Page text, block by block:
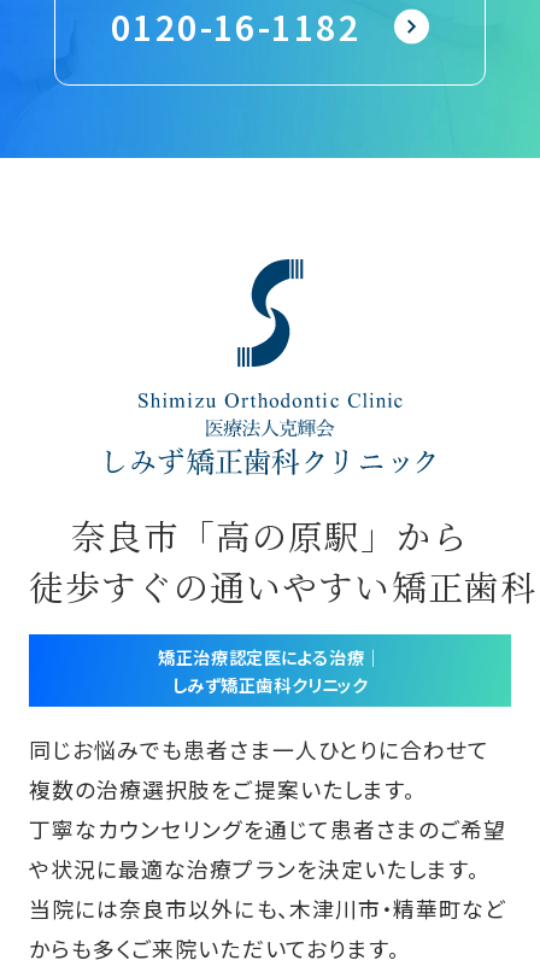
0120-16-1182
奈良市「高の原駅」から
徒歩すぐの通いやすい矯正歯科
矯正治療認定医による治療｜
しみず矯正歯科クリニック
同じお悩みでも患者さま一人ひとりに合わせて
複数の治療選択肢をご提案いたします。
丁寧なカウンセリングを通じて患者さまのご希望
や状況に最適な治療プランを決定いたします。
当院には奈良市以外にも、木津川市・精華町など
からも多くご来院いただいております。